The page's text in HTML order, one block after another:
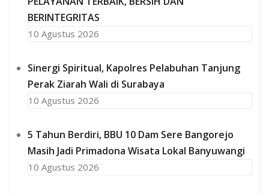
BERINTEGRITAS
10 Agustus 2026
Sinergi Spiritual, Kapolres Pelabuhan Tanjung
Perak Ziarah Wali di Surabaya
10 Agustus 2026
5 Tahun Berdiri, BBU 10 Dam Sere Bangorejo
Masih Jadi Primadona Wisata Lokal Banyuwangi
10 Agustus 2026